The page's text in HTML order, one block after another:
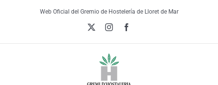
Web Oficial del Gremio de Hostelería de Lloret de Mar
Instagram